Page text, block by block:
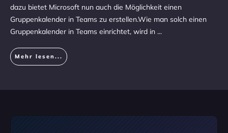
dazu bietet Microsoft nun auch die Möglichkeit einen
Gruppenkalender in Teams zu erstellen.Wie man solch einen
Gruppenkalender in Teams einrichtet, wird in ...
Mehr lesen...